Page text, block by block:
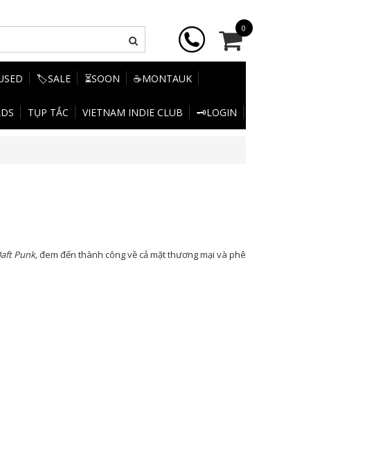
0
🏷️SALE ⏳SOON ☕MONTAUK
TỤP TẮC VIETNAM INDIE CLUB 🗝️LOGIN
Punk,đem đến thành công về cả mặt thương mại và phê